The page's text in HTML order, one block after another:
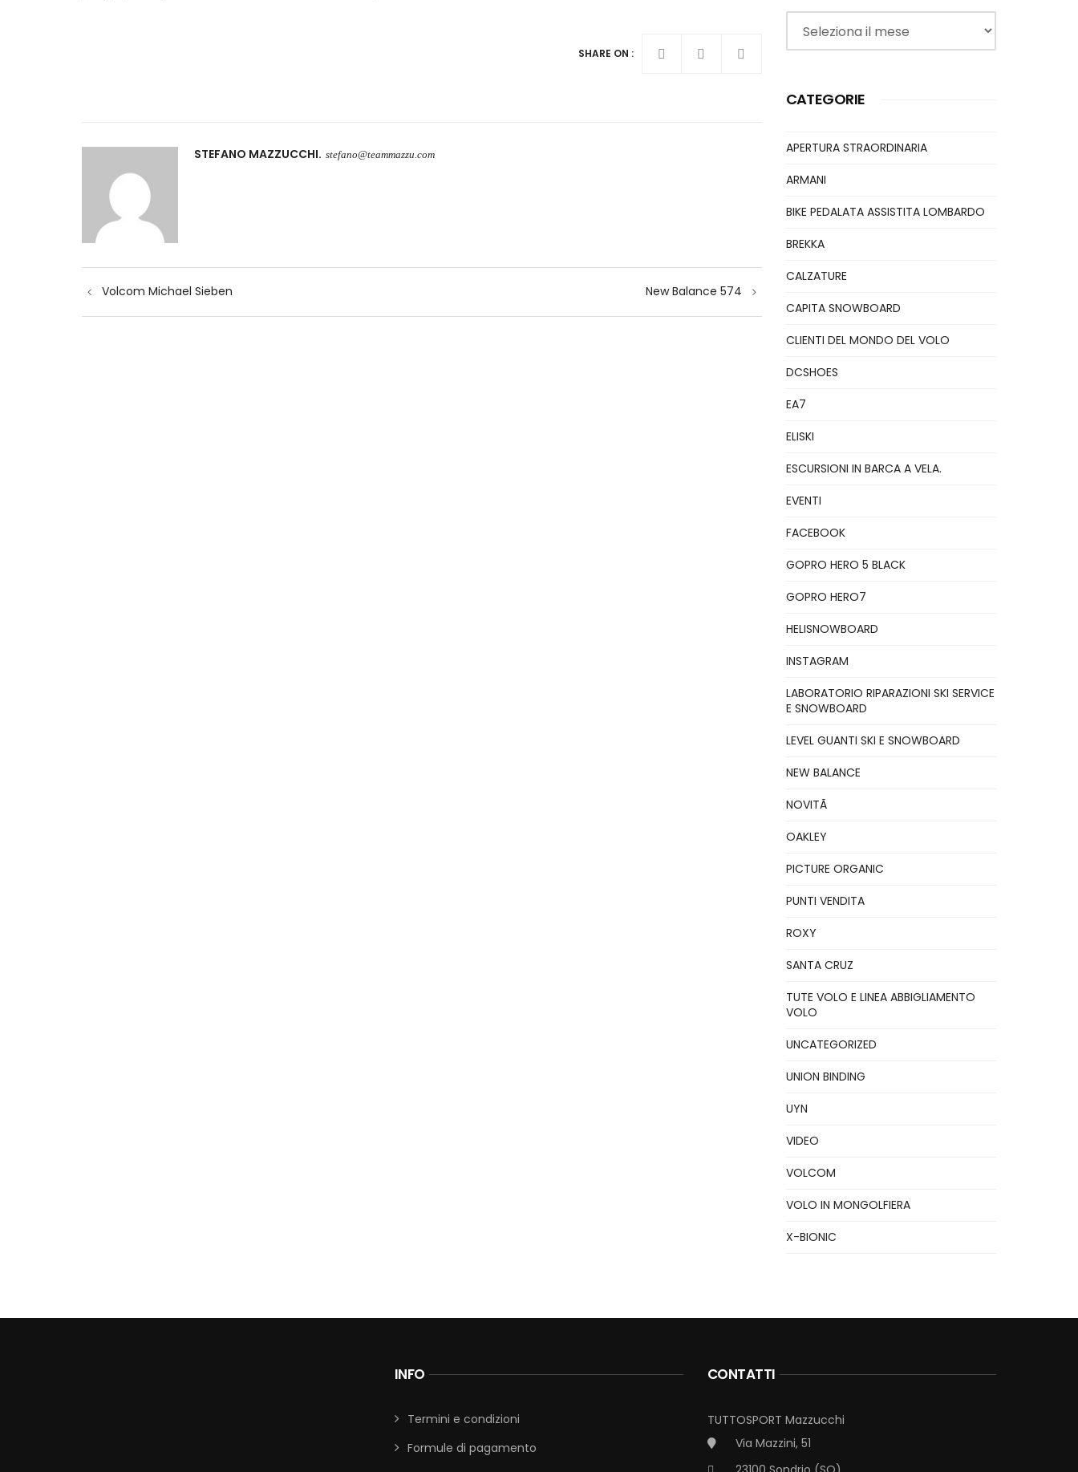
SHARE ON :
STEFANO MAZZUCCHI stefano@teammazzu.com
articoli
Volcom Michael Sieben New Balance 574
Archivi
CATEGORIE
APERTURA STRAORDINARIA
ARMANI
BIKE PEDALATA ASSISTITA LOMBARDO
BREKKA
CALZATURE
CAPITA SNOWBOARD
CLIENTI DEL MONDO DEL VOLO
DCSHOES
EA7
ELISKI
ESCURSIONI IN BARCA A VELA.
EVENTI
FACEBOOK
GOPRO HERO 5 BLACK
GOPRO HERO7
HELISNOWBOARD
INSTAGRAM
LABORATORIO RIPARAZIONI SKI SERVICE
E SNOWBOARD
LEVEL GUANTI SKI E SNOWBOARD
NEW BALANCE
NOVITÃ
OAKLEY
PICTURE ORGANIC
PUNTI VENDITA
ROXY
SANTA CRUZ
TUTE VOLO E LINEA ABBIGLIAMENTO
VOLO
UNCATEGORIZED
UNION BINDING
UYN
VIDEO
VOLCOM
VOLO IN MONGOLFIERA
X-BIONIC
INFO
Termini e condizioni
Formule di pagamento
CONTATTI
TUTTOSPORT Mazzucchi
Via Mazzini, 51